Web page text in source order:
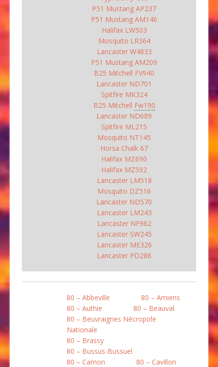
P51 Mustang AP237
P51 Mustang AM146
Halifax LW503
Mosquito LR364
Lancaster W4833
P51 Mustang AM209
B25 Mitchell FV940
Lancaster ND701
Spitfire MK324
B25 Mitchell Fw190
Lancaster ND689
Spitfire ML215
Mosquito NT145
Horsa Chalk 67
Halifax MZ690
Halifax MZ592
Lancaster LM518
Mosquito DZ516
Lancaster ND570
Lancaster LM243
Lancaster NF962
Lancaster SW245
Lancaster ME326
Lancaster PD286
80 – Abbeville
80 – Amiens
80 – Authie
80 – Beauval
80 – Beuvraignes Nécropole
Nationale
80 – Brassy
80 – Bussus-Bussuel
80 – Camon
80 – Cavillon